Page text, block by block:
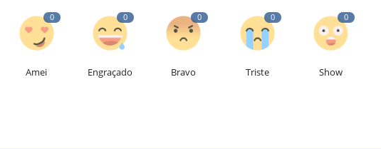
0
Amei
0
Engraçado
0
Bravo
0
Triste
0
Show